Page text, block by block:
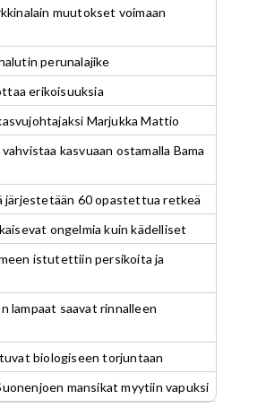
muutokset voimaan
perunalajike
erikoisuuksia
Marjukka Mattio
kasvuaan ostamalla Bama
järjestetään 60 opastettua retkeä
ongelmia kuin kädelliset
istutettiin persikoita ja
lampaat saavat rinnalleen
biologiseen torjuntaan
mansikat myytiin vapuksi